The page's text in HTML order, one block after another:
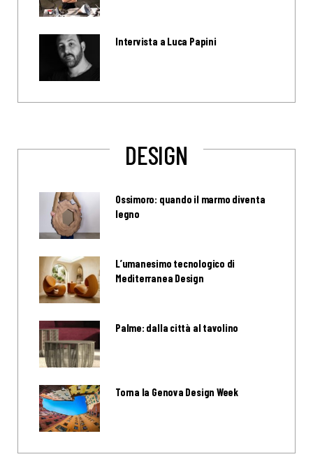
Intervista a Luca Papini
DESIGN
Ossimoro: quando il marmo diventa
legno
L’umanesimo tecnologico di
Mediterranea Design
Palme: dalla città al tavolino
Torna la Genova Design Week